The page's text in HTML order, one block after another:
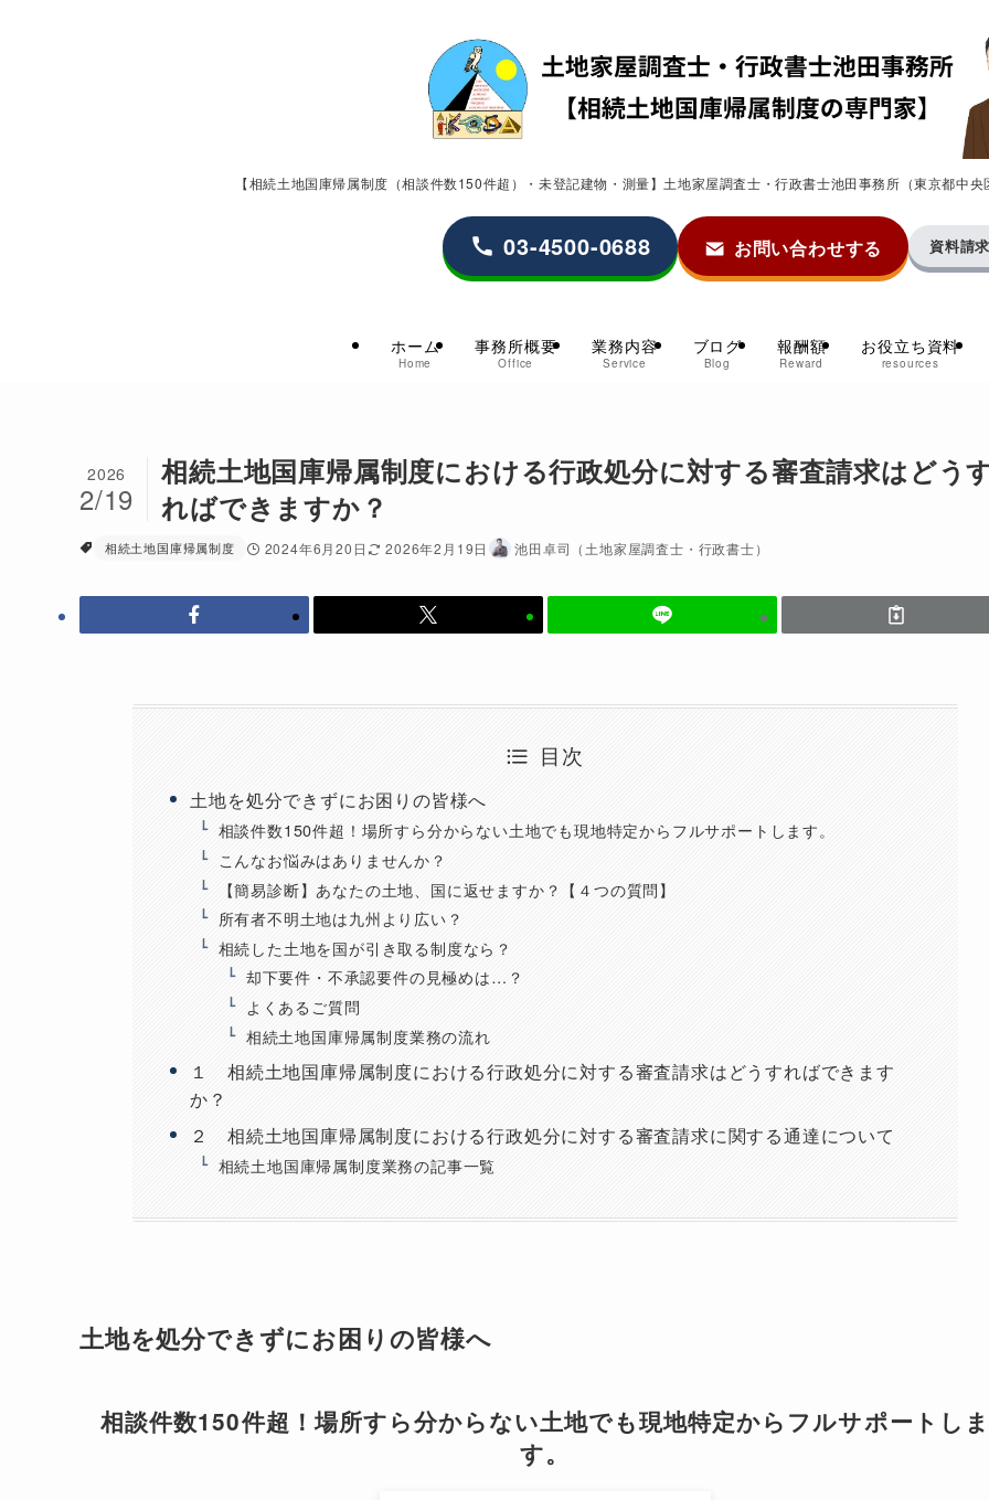
【相続土地国庫帰属制度（相談件数150件超）・未登記建物・測量】土地家屋調査士・行政書士池田事務所（東京都中
ホーム
Home
事務所概要
Office
業務内容
Service
ブログ
Blog
報酬額
Reward
お役立ち資料
resources
03-4500-0688 お問い合わせする 資料請
相続土地国庫帰属制度における行政処分に対する審査請求はどう
ればできますか？
2026
2/19
相続土地国庫帰属制度 2024年6月20日 2026年2月19日 池田卓司（土地家屋調査士・行政書士）
目次
土地を処分できずにお困りの皆様へ
相談件数150件超！場所すら分からない土地でも現地特定からフルサポートします。
こんなお悩みはありませんか？
【簡易診断】あなたの土地、国に返せますか？【４つの質問】
所有者不明土地は九州より広い？
相続した土地を国が引き取る制度なら？
却下要件・不承認要件の見極めは…？
よくあるご質問
相続土地国庫帰属制度業務の流れ
１ 相続土地国庫帰属制度における行政処分に対する審査請求はどうすればできます
か？
２ 相続土地国庫帰属制度における行政処分に対する審査請求に関する通達について
相続土地国庫帰属制度業務の記事一覧
土地を処分できずにお困りの皆様へ
相談件数150件超！場所すら分からない土地でも現地特定からフルサポートしま
す。